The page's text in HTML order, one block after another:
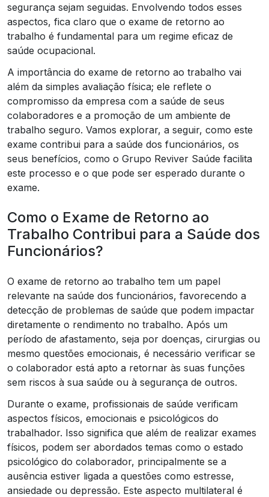
segurança sejam seguidas. Envolvendo todos esses
aspectos, fica claro que o exame de retorno ao
trabalho é fundamental para um regime eficaz de
saúde ocupacional.
A importância do exame de retorno ao trabalho vai
além da simples avaliação física; ele reflete o
compromisso da empresa com a saúde de seus
colaboradores e a promoção de um ambiente de
trabalho seguro. Vamos explorar, a seguir, como este
exame contribui para a saúde dos funcionários, os
seus benefícios, como o Grupo Reviver Saúde facilita
este processo e o que pode ser esperado durante o
exame.
Como o Exame de Retorno ao
Trabalho Contribui para a Saúde dos
Funcionários?
O exame de retorno ao trabalho tem um papel
relevante na saúde dos funcionários, favorecendo a
detecção de problemas de saúde que podem impactar
diretamente o rendimento no trabalho. Após um
período de afastamento, seja por doenças, cirurgias ou
mesmo questões emocionais, é necessário verificar se
o colaborador está apto a retornar às suas funções
sem riscos à sua saúde ou à segurança de outros.
Durante o exame, profissionais de saúde verificam
aspectos físicos, emocionais e psicológicos do
trabalhador. Isso significa que além de realizar exames
físicos, podem ser abordados temas como o estado
psicológico do colaborador, principalmente se a
ausência estiver ligada a questões como estresse,
ansiedade ou depressão. Este aspecto multilateral é